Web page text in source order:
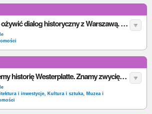
Kijów chce ożywić dialog historyczny z Warszawą. Propozycja wznowienia forum historyków
Tak opowiemy historię Westerplatte. Znamy zwycięski projekt wystawy Muzeum Westerplatte i Wojny 1939
i inwestycje, Kultura i sztuka, Muzea i